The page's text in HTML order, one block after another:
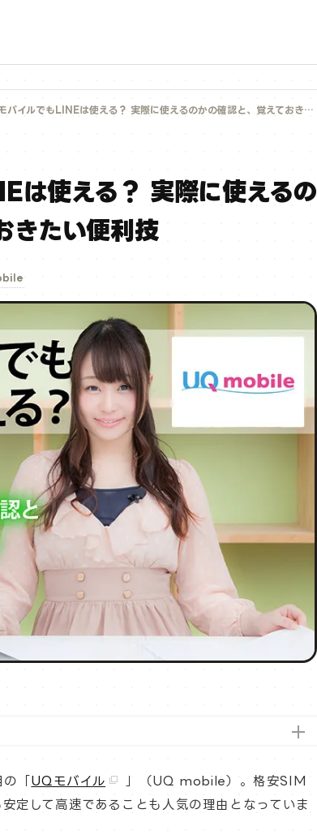
バイルでもLINEは使える？ 実際に使えるのかの確認と、覚えておきたい便利技
は使える？ 実際に使えるの
きたい便利技
「 UQモバイル
」（UQ mobile）。格安SIM
定して高速であることも人気の理由となっていま